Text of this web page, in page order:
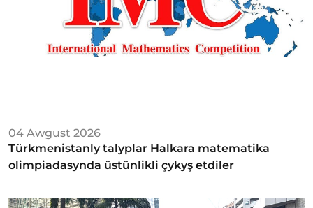
04 Awgust 2026
Türkmenistanly talyplar Halkara matematika
olimpiadasynda üstünlikli çykyş etdiler